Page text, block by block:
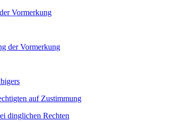
Vormerkung
der Vormerkung
auf Zustimmung
dinglichen Rechten